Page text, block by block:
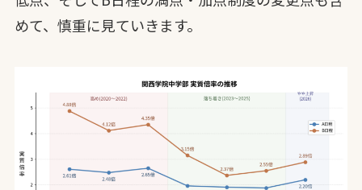
めて、慎重に見ていきます。